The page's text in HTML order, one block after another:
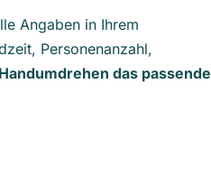
Angaben in Ihrem
Personenanzahl,
das passende